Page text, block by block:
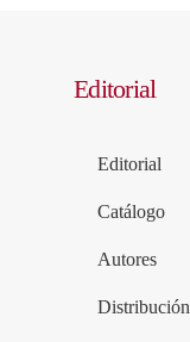
Editorial
Editorial
Catálogo
Autores
Distribución